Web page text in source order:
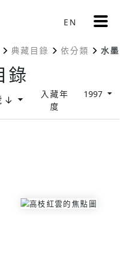
EN 更
多
單
典藏目錄 依分類 水墨
錄
↓
入藏年
度
1997